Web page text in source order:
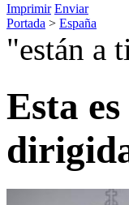
Imprimir Enviar
Portada > España
"están a
Esta